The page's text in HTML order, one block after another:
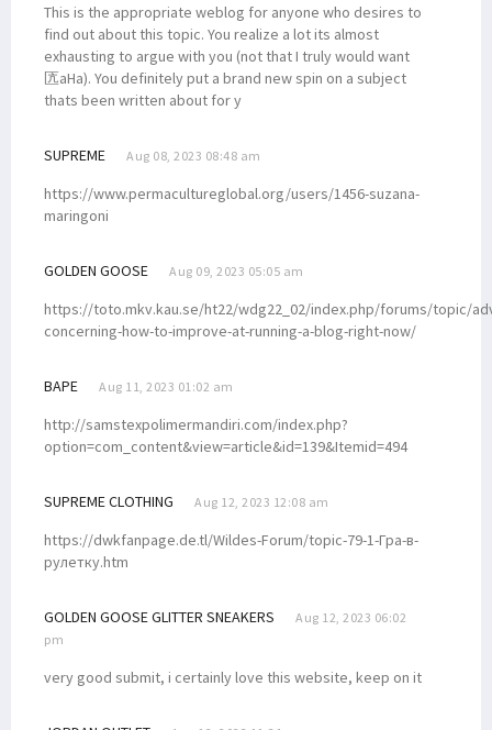
This is the appropriate weblog for anyone who desires to
find out about this topic. You realize a lot its almost
exhausting to argue with you (not that I truly would want
匟aHa). You definitely put a brand new spin on a subject
thats been written about for y
SUPREME Aug 08, 2023 08:48 am
https://www.permacultureglobal.org/users/1456-suzana-
maringoni
GOLDEN GOOSE Aug 09, 2023 05:05 am
https://toto.mkv.kau.se/ht22/wdg22_02/index.php/forums/topic/
concerning-how-to-improve-at-running-a-blog-right-now/
BAPE Aug 11, 2023 01:02 am
http://samstexpolimermandiri.com/index.php?
option=com_content&view=article&id=139&Itemid=494
SUPREME CLOTHING Aug 12, 2023 12:08 am
https://dwkfanpage.de.tl/Wildes-Forum/topic-79-1-Гра-в-
рулетку.htm
GOLDEN GOOSE GLITTER SNEAKERS
Aug 12, 2023 06:02
pm
very good submit, i certainly love this website, keep on it